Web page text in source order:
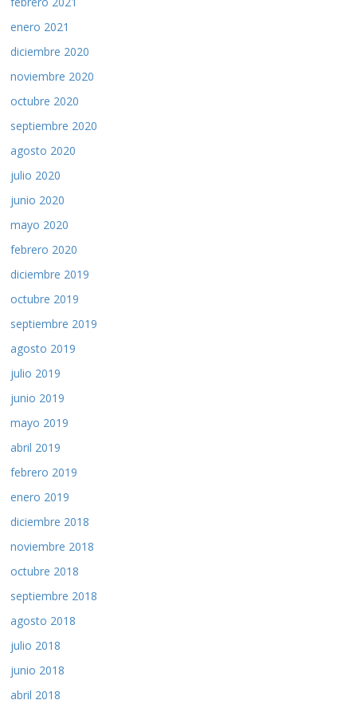
enero 2021
diciembre 2020
noviembre 2020
octubre 2020
septiembre 2020
agosto 2020
julio 2020
junio 2020
mayo 2020
febrero 2020
diciembre 2019
octubre 2019
septiembre 2019
agosto 2019
julio 2019
junio 2019
mayo 2019
abril 2019
febrero 2019
enero 2019
diciembre 2018
noviembre 2018
octubre 2018
septiembre 2018
agosto 2018
julio 2018
junio 2018
abril 2018